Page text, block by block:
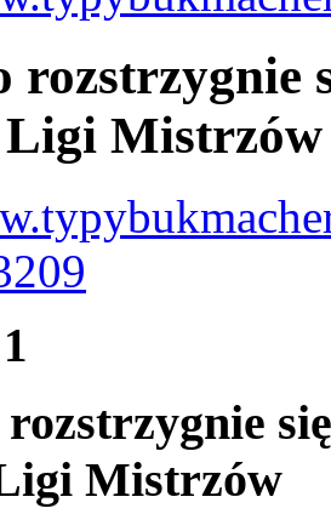
rozstrzygnie
Ligi Mistrzów
1
Mistrzów